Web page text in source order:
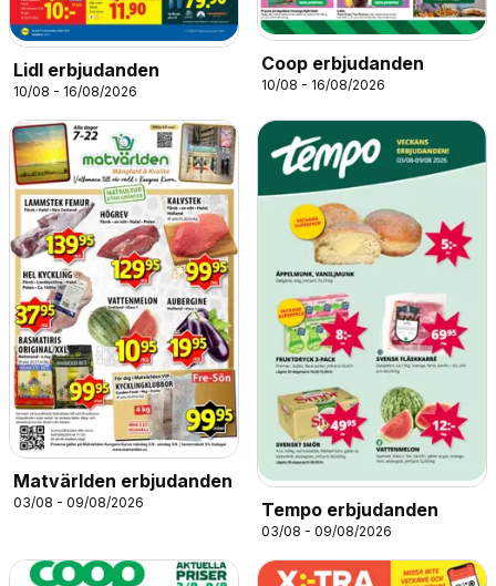
Lidl erbjudanden
10/08 - 16/08/2026
Coop erbjudanden
10/08 - 16/08/2026
Matvärlden erbjudanden
03/08 - 09/08/2026 Tempo erbjudanden
03/08 - 09/08/2026